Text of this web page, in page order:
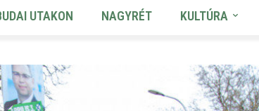
UTAKON NAGYRÉT KULTÚRA